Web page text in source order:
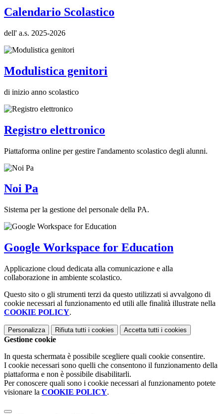
Calendario Scolastico
dell' a.s. 2025-2026
Modulistica genitori
di inizio anno scolastico
Registro elettronico
Piattaforma online per gestire l'andamento scolastico degli alunni.
Noi Pa
Sistema per la gestione del personale della PA.
Google Workspace for Education
Applicazione cloud dedicata alla comunicazione e alla
collaborazione in ambiente scolastico.
Questo sito o gli strumenti terzi da questo utilizzati si avvalgono di
cookie necessari al funzionamento ed utili alle finalità illustrate nella
COOKIE POLICY.
Personalizza Rifiuta tutti i cookies Accetta tutti i cookies
Gestione cookie
In questa schermata è possibile scegliere quali cookie consentire.
I cookie necessari sono quelli che consentono il funzionamento della
piattaforma e non è possibile disabilitarli.
Per conoscere quali sono i cookie necessari al funzionamento potete
visionare la COOKIE POLICY.